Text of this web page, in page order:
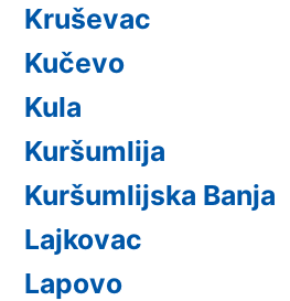
Kruševac
Kučevo
Kula
Kuršumlija
Kuršumlijska Banja
Lajkovac
Lapovo